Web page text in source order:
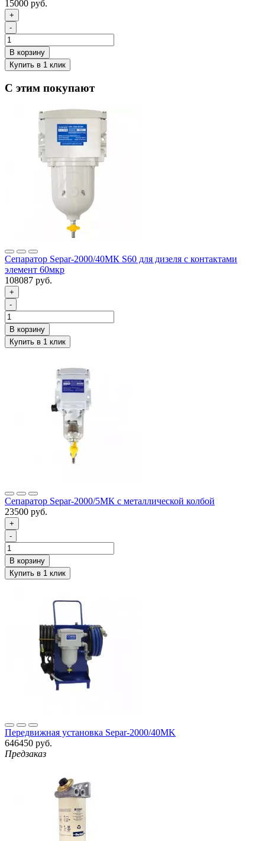
15000 руб.
+
-
С этим покупают
Сепаратор Separ-2000/40МК S60 для дизеля с контактами
элемент 60мкр
108087 руб.
+
-
Сепаратор Separ-2000/5МК с металлической колбой
23500 руб.
+
-
Передвижная установка Separ-2000/40MK
646450 руб.
Предзаказ